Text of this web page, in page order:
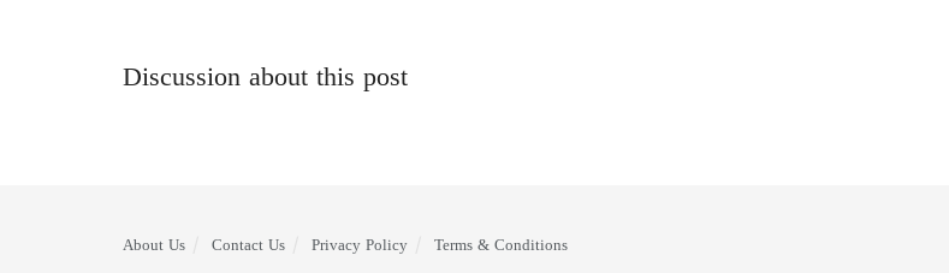
Discussion about this post
About Us Contact Us Privacy Policy Terms & Conditions